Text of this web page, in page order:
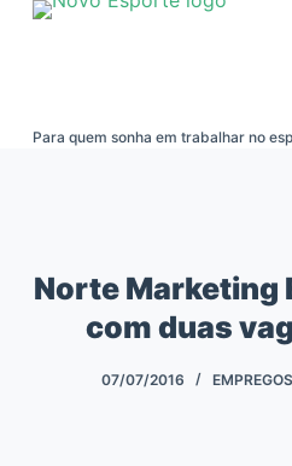
Pular
Para quem sonha em trabalhar no
Norte Marketing
com duas
07/07/2016